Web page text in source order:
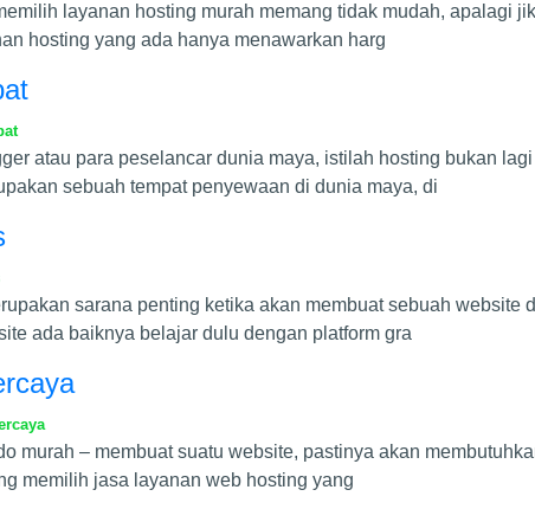
layanan hosting murah memang tidak mudah, apalagi
hosting yang ada hanya menawarkan harg
atau para peselancar dunia maya, istilah hosting bukan
sebuah tempat penyewaan di dunia maya, di
sarana penting ketika akan membuat sebuah website
ada baiknya belajar dulu dengan platform gra
murah – membuat suatu website, pastinya akan
memilih jasa layanan web hosting yang